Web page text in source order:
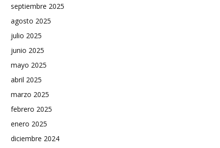
septiembre 2025
agosto 2025
julio 2025
junio 2025
mayo 2025
abril 2025
marzo 2025
febrero 2025
enero 2025
diciembre 2024